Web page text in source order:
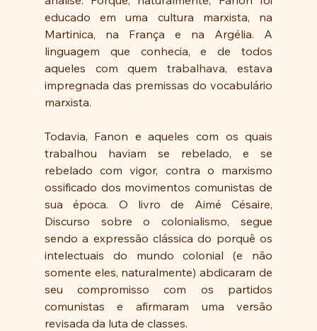
educado em uma cultura marxista, na
Martinica, na França e na Argélia. A
linguagem que conhecia, e de todos
aqueles com quem trabalhava, estava
impregnada das premissas do vocabulário
marxista.
Todavia, Fanon e aqueles com os quais
trabalhou haviam se rebelado, e se
rebelado com vigor, contra o marxismo
ossificado dos movimentos comunistas de
sua época. O livro de Aimé Césaire,
Discurso sobre o colonialismo, segue
sendo a expressão clássica do porquê os
intelectuais do mundo colonial (e não
somente eles, naturalmente) abdicaram de
seu compromisso com os partidos
comunistas e afirmaram uma versão
revisada da luta de classes.